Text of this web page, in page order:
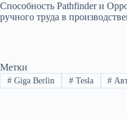
Способность Pathfinder и
ручного труда в
Метки
#Giga Berlin #Tesla #